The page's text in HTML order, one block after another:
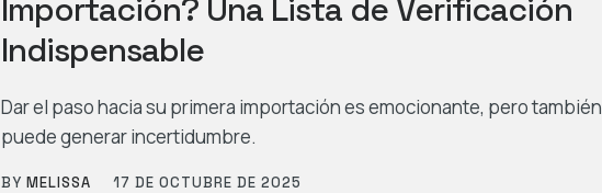
Importación? Una Lista de Verificación
Indispensable
Dar el paso hacia su primera importación es emocionante, pero también
puede generar incertidumbre.
BYMELISSA 17 DE OCTUBRE DE 2025